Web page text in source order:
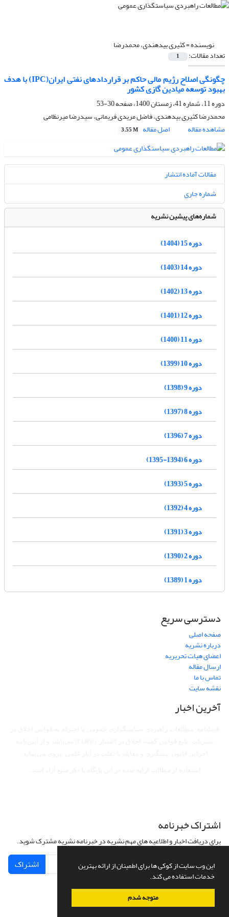
این وب سایت از کوکی ها برای اطمینان از ارائه بهترین
خدمات استفاده می کند.
متوجه شدم
نویسنده =کثیری بیدهندی، محمدرضا
تعداد مقالات: 1
چگونگی اصلاح رژیم مالی حاکم بر قراردادهای نفتی ایران(IPC) با هدف
بهبود توسعه میادین گازی کشور
دوره 11، شماره 41، زمستان 1400، صفحه
30-53
محمدرضا کثیری بیدهندی، فاضل مریدی فریمانی، سیدرضا میرنظامی
مشاهده مقاله
اصل مقاله 3.55 M
مقالات آماده انتشار
شماره جاری
شماره‌های پیشین نشریه
دوره 15 (1404)
دوره 14 (1403)
دوره 13 (1402)
دوره 12 (1401)
دوره 11 (1400)
دوره 10 (1399)
دوره 9 (1398)
دوره 8 (1397)
دوره 7 (1396)
دوره 6 (1394-1395)
دوره 5 (1393)
دوره 4 (1392)
دوره 3 (1391)
دوره 2 (1390)
دوره 1 (1389)
دسترسی سریع
صفحه اصلی
درباره نشریه
اعضای هیات تحریریه
ارسال مقاله
تماس با ما
نقشه سایت
آخرین اخبار
اشتراک خبرنامه
برای دریافت اخبار و اطلاعیه های مهم نشریه در خبرنامه نشریه مشترک شوید.
اشتراک
سامانه مدیریت نشریات علمی.طراحی و پیاده سازی ازسیناوب